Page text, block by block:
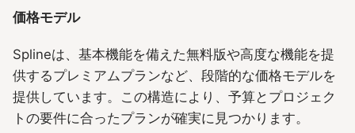
価格モデル
Splineは、基本機能を備えた無料版や高度な機能を提
供するプレミアムプランなど、段階的な価格モデルを
提供しています。この構造により、予算とプロジェク
トの要件に合ったプランが確実に見つかります。